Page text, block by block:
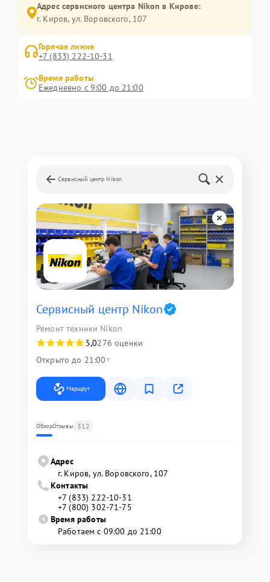
Адрес сервисного центра Nikon в Кирове:
г. Киров, ул. Воровского, 107
Горячая линия
+7 (833) 222-10-31
Время работы
Ежедневно с 9:00 до 21:00
Сервисный центр Nikon
Сервисный центр Nikon
Ремонт техники Nikon
5,0276 оценки
Открыто до 21:00
Маршрут
ОбзорОтзывы 312
Адрес
г. Киров, ул. Воровского, 107
Контакты
+7 (833) 222-10-31
+7 (800) 302-71-75
Время работы
Работаем с 09:00 до 21:00